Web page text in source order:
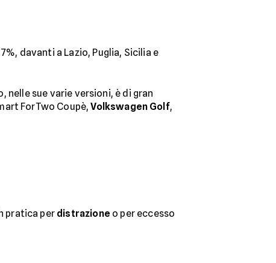
davanti a Lazio, Puglia, Sicilia e
nelle sue varie versioni, è di gran
ForTwo Coupè,Volkswagen Golf,
pratica per distrazione o per eccesso